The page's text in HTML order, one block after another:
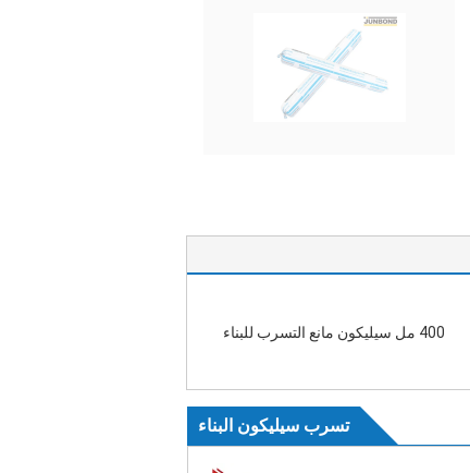
400 مل سيليكون مانع التسرب للبناء
تسرب سيليكون البناء